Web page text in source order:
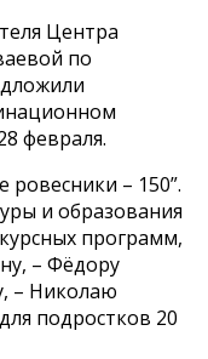
Центра
по
февраля.
– 150”.
и образования
программ,
– Фёдору
– Николаю
подростков 20